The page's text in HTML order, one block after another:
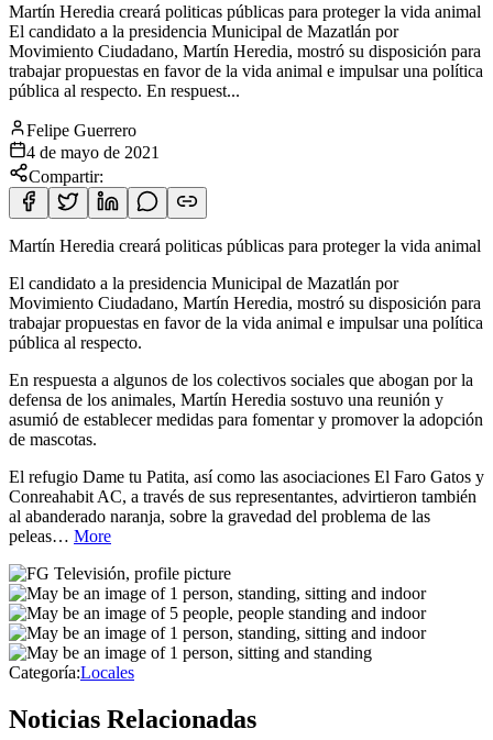
Martín Heredia creará politicas públicas para proteger la vida animal
El candidato a la presidencia Municipal de Mazatlán por
Movimiento Ciudadano, Martín Heredia, mostró su disposición para
trabajar propuestas en favor de la vida animal e impulsar una política
pública al respecto. En respuest...
Felipe Guerrero
4 de mayo de 2021
Compartir:
Martín Heredia creará politicas públicas para proteger la vida animal
El candidato a la presidencia Municipal de Mazatlán por
Movimiento Ciudadano, Martín Heredia, mostró su disposición para
trabajarpropuestas en favor de la vida animal e impulsar una política
pública al respecto.
En respuesta a algunos de los colectivos sociales que abogan por la
defensa de los animales, Martín Heredia sostuvo una reunión y
asumió de establecer medidas para fomentar y promover la adopción
de mascotas.
El refugio Dame tu Patita, así como las asociaciones El Faro Gatos y
Conreahabit AC, a través de sus representantes, advirtieron también
al abanderado naranja, sobre la gravedad del problema de las
peleas… More
Categoría:Locales
Noticias Relacionadas